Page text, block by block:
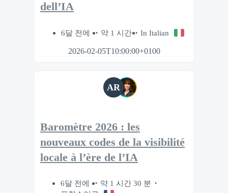
dell’IA
6달 전에 약 1 시간 In Italian
2026-02-05T10:00:00+0100
AR
Baromètre 2026 : les
nouveaux codes de la visibilité
locale à l’ère de l’IA
6달 전에
약 1 시간 30 분